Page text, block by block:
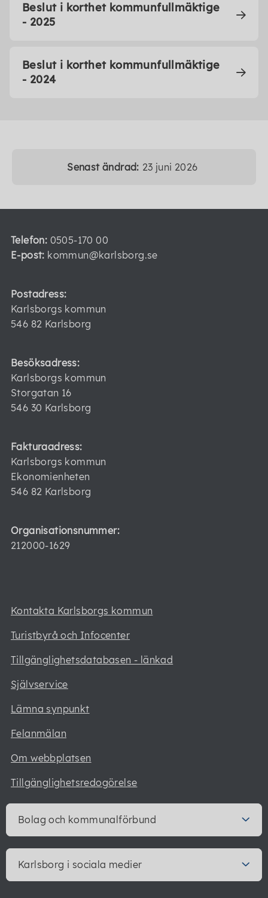
Beslut i korthet kommunfullmäktige
- 2025
Beslut i korthet kommunfullmäktige
- 2024
Senast ändrad: 23 juni 2026
Telefon: 0505-170 00
E-post: kommun@karlsborg.se
Postadress:
Karlsborgs kommun
546 82 Karlsborg
Besöksadress:
Karlsborgs kommun
Storgatan 16
546 30 Karlsborg
Fakturaadress:
Karlsborgs kommun
Ekonomienheten
546 82 Karlsborg
Organisationsnummer:
212000-1629
Kontakta Karlsborgs kommun
Turistbyrå och Infocenter
Tillgänglighetsdatabasen - länkad
Självservice
Lämna synpunkt
Felanmälan
Om webbplatsen
Tillgänglighetsredogörelse
Bolag och kommunalförbund
Karlsborg i sociala medier